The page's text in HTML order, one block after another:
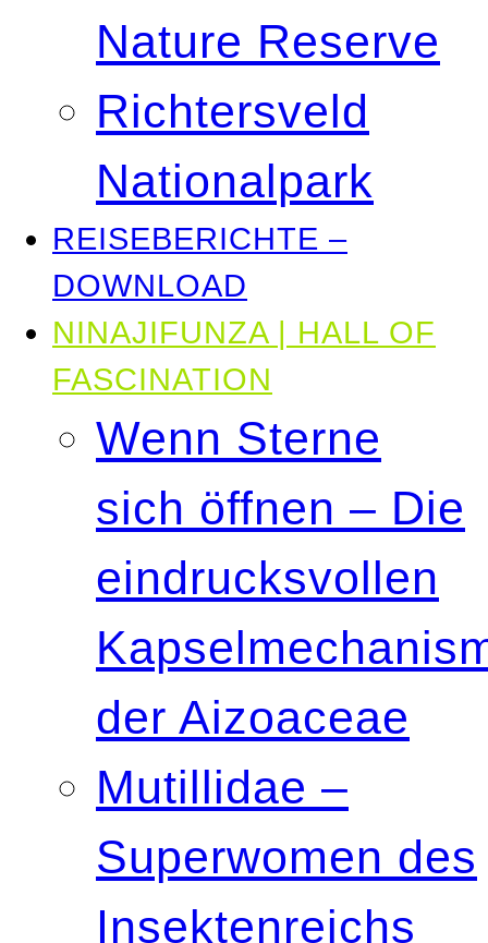
Nature Reserve
Richtersveld
Nationalpark
REISEBERICHTE –
DOWNLOAD
NINAJIFUNZA | HALL OF
FASCINATION
Wenn Sterne
sich öffnen – Die
eindrucksvollen
der Aizoaceae
Mutillidae –
Superwomen des
Insektenreichs